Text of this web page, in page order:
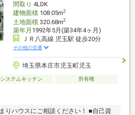
間取り 4LDK
建物面積108.05m2
土地面積320.68m2
築年月 1992年5月(築34年4ヶ月)
ＪＲ八高線 児玉駅 徒歩20分
その他の交通
埼玉県本庄市児玉町児玉
システムキッチン
所有権
りハウスにご相談ください！ ■自己資